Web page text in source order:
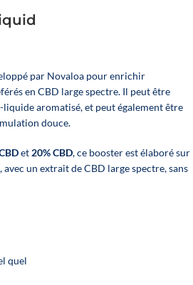
par Novaloa pour enrichir
en CBD large spectre. Il peut être
liquide aromatisé, et peut également être
douce.
et 20% CBD, ce booster est élaboré sur
avec un extrait de CBD large spectre, sans
quel